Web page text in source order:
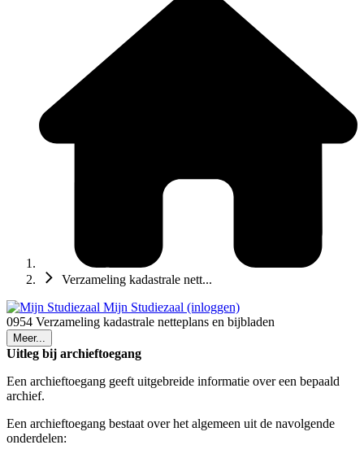
Verzameling kadastrale nett...
Mijn Studiezaal (inloggen)
0954 Verzameling kadastrale netteplans en bijbladen
Meer...
Uitleg bij archieftoegang
Een archieftoegang geeft uitgebreide informatie over een bepaald
archief.
Een archieftoegang bestaat over het algemeen uit de navolgende
onderdelen: